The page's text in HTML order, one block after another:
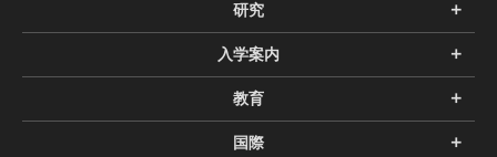
研究
入学案内
教育
国際